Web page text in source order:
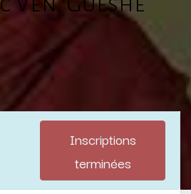
Inscriptions
terminées